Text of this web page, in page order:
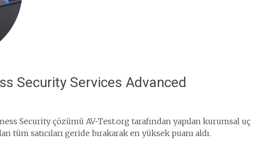
Security Services Advanced
Security çözümü AV-Test.org tarafından yapılan kurumsal uç
tüm satıcıları geride bırakarak en yüksek puanı aldı.